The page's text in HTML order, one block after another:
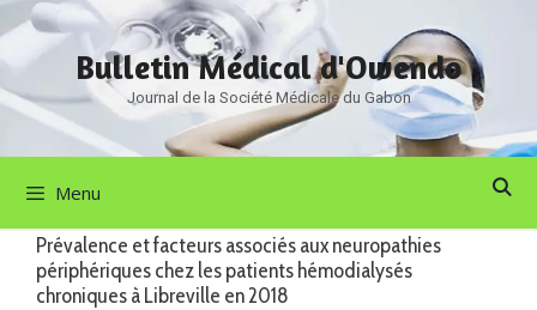
Aller
au
contenu
Bulletin Médical d'Owendo
Journal de la Société Médicale du Gabon
Menu
Prévalence et facteurs associés aux neuropathies
périphériques chez les patients hémodialysés
chroniques à Libreville en 2018